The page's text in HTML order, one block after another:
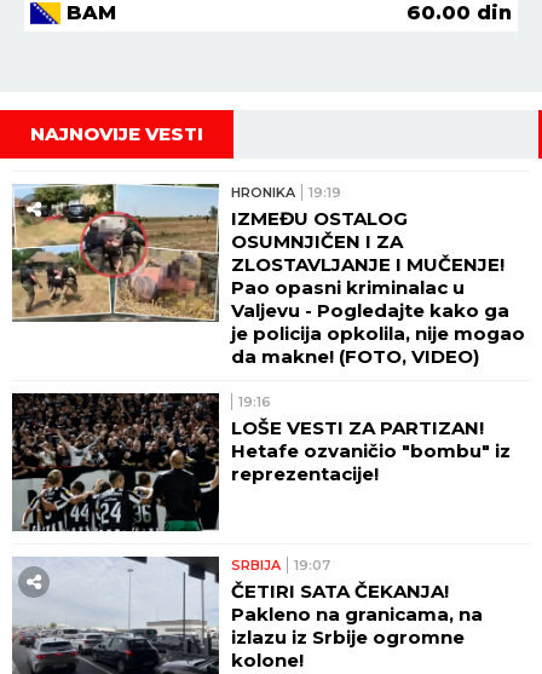
BAM
60.00 din
NAJNOVIJE VESTI
HRONIKA 19:19
IZMEĐU OSTALOG
OSUMNJIČEN I ZA
ZLOSTAVLJANJE I MUČENJE!
Pao opasni kriminalac u
Valjevu - Pogledajte kako ga
je policija opkolila, nije mogao
da makne! (FOTO, VIDEO)
19:16
LOŠE VESTI ZA PARTIZAN!
Hetafe ozvaničio "bombu" iz
reprezentacije!
SRBIJA 19:07
ČETIRI SATA ČEKANJA!
Pakleno na granicama, na
izlazu iz Srbije ogromne
kolone!